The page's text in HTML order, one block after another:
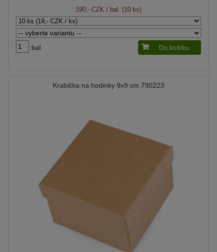
190,- CZK / bal. (10 ks)
bal. Do košíku
Krabička na hodinky 9x9 cm 790223